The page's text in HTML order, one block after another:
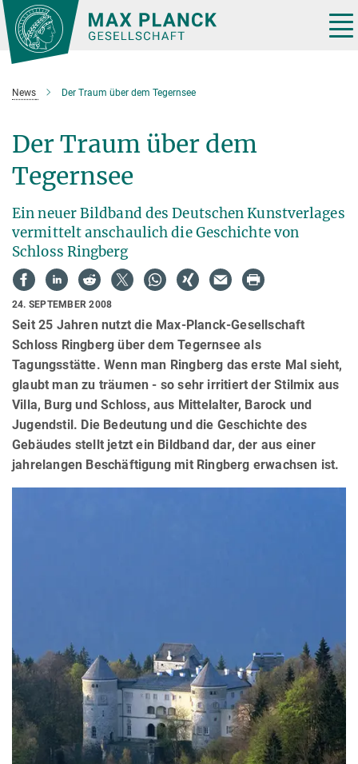
Hauptinhalt
News Der Traum über dem Tegernsee
Der Traum über dem
Tegernsee
Ein neuer Bildband des Deutschen Kunstverlages
vermittelt anschaulich die Geschichte von
Schloss Ringberg
24. SEPTEMBER 2008
Seit 25 Jahren nutzt die Max-Planck-Gesellschaft
Schloss Ringberg über dem Tegernsee als
Tagungsstätte. Wenn man Ringberg das erste Mal sieht,
glaubt man zu träumen - so sehr irritiert der Stilmix aus
Villa, Burg und Schloss, aus Mittelalter, Barock und
Jugendstil. Die Bedeutung und die Geschichte des
Gebäudes stellt jetzt ein Bildband dar, der aus einer
jahrelangen Beschäftigung mit Ringberg erwachsen ist.